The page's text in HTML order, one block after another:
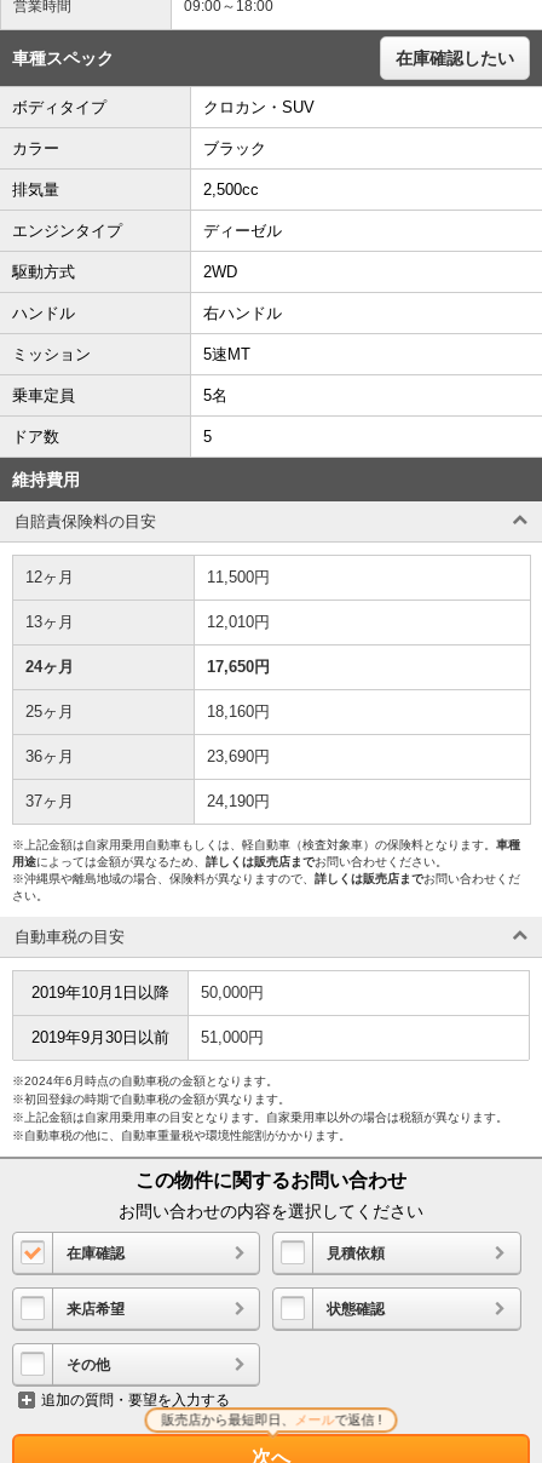
営業時間 09:00～18:00
車種スペック 在庫確認したい
ボディタイプ クロカン・SUV
カラー ブラック
排気量 2,500cc
エンジンタイプ ディーゼル
駆動方式 2WD
ハンドル 右ハンドル
ミッション 5速MT
乗車定員 5名
ドア数 5
維持費用
自賠責保険料の目安
12ヶ月 11,500円
13ヶ月 12,010円
24ヶ月 17,650円
25ヶ月 18,160円
36ヶ月 23,690円
37ヶ月 24,190円
※上記金額は自家用乗用自動車もしくは、軽自動車（検査対象車）の保険料となります。 車種
用途によっては金額が異なるため、 詳しくは販売店までお問い合わせください。
※沖縄県や離島地域の場合、保険料が異なりますので、 詳しくは販売店までお問い合わせくだ
さい。
自動車税の目安
2019年10月1日以降 50,000円
2019年9月30日以前 51,000円
※2024年6月時点の自動車税の金額となります。
※初回登録の時期で自動車税の金額が異なります。
※上記金額は自家用乗用車の目安となります。自家乗用車以外の場合は税額が異なります。
※自動車税の他に、自動車重量税や環境性能割がかかります。
この物件に関するお問い合わせ
お問い合わせの内容を選択してください
在庫確認 見積依頼
来店希望 状態確認
その他
追加の質問・要望を入力する
次へ
販売店から最短即日、 メールで返信 !